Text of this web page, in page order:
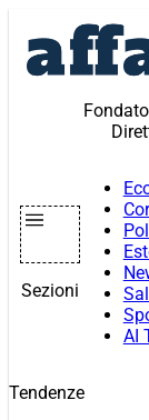
contenuto
Sezioni
AI
Tendenze